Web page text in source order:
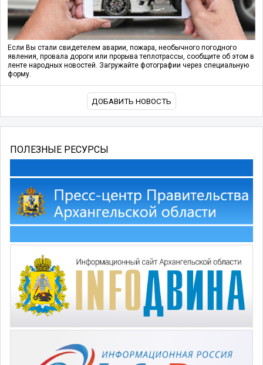
Если Вы стали свидетелем аварии, пожара, необычного погодного
явления, провала дороги или прорыва теплотрассы, сообщите об этом в
ленте народных новостей. Загружайте фотографии через специальную
форму.
ДОБАВИТЬ НОВОСТЬ
ПОЛЕЗНЫЕ РЕСУРСЫ